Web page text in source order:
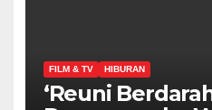
FILM & TV HIBURAN
‘Reuni